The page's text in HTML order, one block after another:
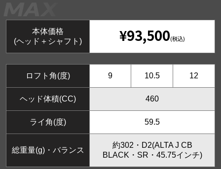
本体価格
(ヘッド＋シャフト)
¥93,500(税込)
ロフト角(度) 9 10.5 12
ヘッド体積(CC) 460
ライ角(度) 59.5
総重量(g)・バランス
約302・D2(ALTA J CB
BLACK・SR・45.75インチ)